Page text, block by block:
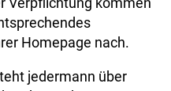
Homepage nach.
jedermann über